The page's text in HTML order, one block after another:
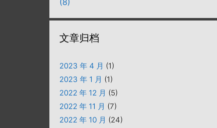
(8)
文章归档
2023 年 4 月 (1)
2023 年 1 月 (1)
2022 年 12 月 (5)
2022 年 11 月 (7)
2022 年 10 月 (24)